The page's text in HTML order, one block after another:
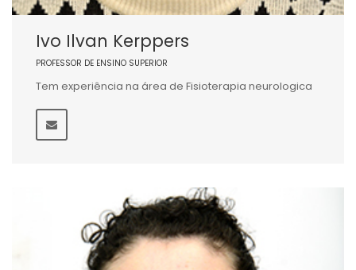
Ivo Ilvan Kerppers
PROFESSOR DE ENSINO SUPERIOR
Tem experiência na área de Fisioterapia neurologica